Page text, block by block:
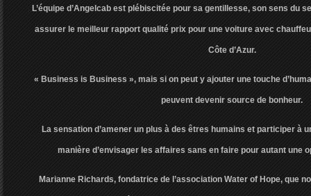
L’équipe d’Angelcab est plébiscitée pour sa gentillesse, son sens du
assurer le meilleur rapport qualité prix pour une voiture avec
Côte d’Azur.
« Business is Business », mais si on peut y ajouter une touche
peuvent devenir source de bonheur.
La sensation d’amener un plus à des êtres humains et participer à
manière d’envisager les affaires sans en faire pour autant une
Marianne Richards, fondatrice de l’association Water of Hope, que